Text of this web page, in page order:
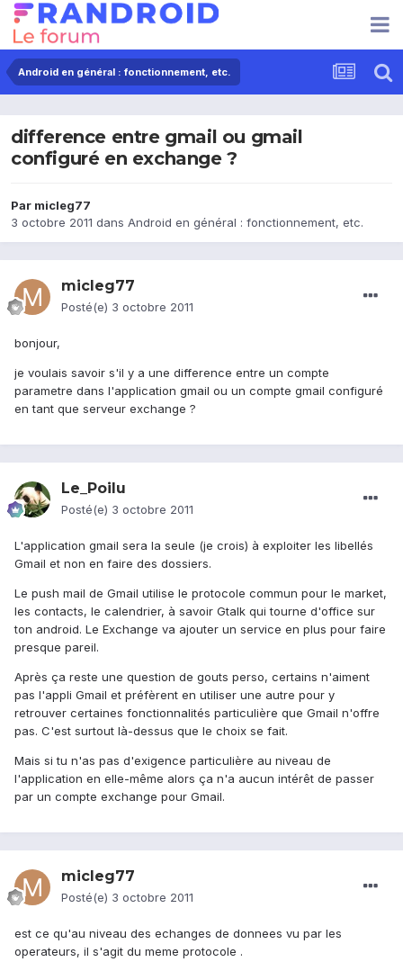
Android en général : fonctionnement, etc.
difference entre gmail ou gmail
configuré en exchange ?
Par micleg77
3 octobre 2011 dans Android en général : fonctionnement, etc.
micleg77
Posté(e) 3 octobre 2011
bonjour,
je voulais savoir s'il y a une difference entre un compte
parametre dans l'application gmail ou un compte gmail configuré
en tant que serveur exchange ?
Le_Poilu
Posté(e) 3 octobre 2011
L'application gmail sera la seule (je crois) à exploiter les libellés
Gmail et non en faire des dossiers.
Le push mail de Gmail utilise le protocole commun pour le market,
les contacts, le calendrier, à savoir Gtalk qui tourne d'office sur
ton android. Le Exchange va ajouter un service en plus pour faire
presque pareil.
Après ça reste une question de gouts perso, certains n'aiment
pas l'appli Gmail et préfèrent en utiliser une autre pour y
retrouver certaines fonctionnalités particulière que Gmail n'offre
pas. C'est surtout là-dessus que le choix se fait.
Mais si tu n'as pas d'exigence particulière au niveau de
l'application en elle-même alors ça n'a aucun intérêt de passer
par un compte exchange pour Gmail.
micleg77
Posté(e) 3 octobre 2011
est ce qu'au niveau des echanges de donnees vu par les
operateurs, il s'agit du meme protocole .